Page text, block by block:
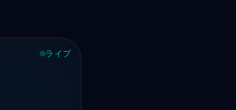
ライブ